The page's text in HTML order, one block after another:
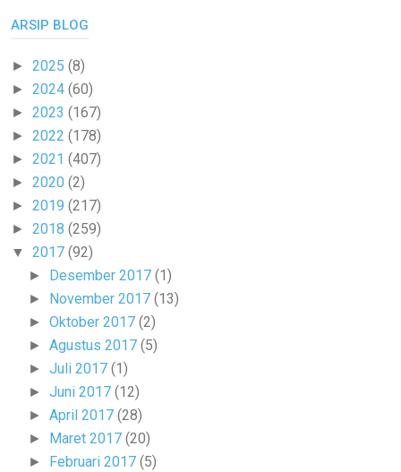
ARSIP BLOG
► 2025 (8)
► 2024 (60)
► 2023 (167)
► 2022 (178)
► 2021 (407)
► 2020 (2)
► 2019 (217)
► 2018 (259)
▼ 2017 (92)
► Desember 2017(1)
► November 2017(13)
►Oktober 2017(2)
►Agustus 2017(5)
►Juli 2017(1)
►Juni 2017(12)
►April 2017(28)
► Maret 2017(20)
► Februari 2017(5)